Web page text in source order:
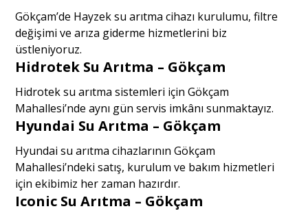
Gökçam’de Hayzek su arıtma cihazı kurulumu, filtre
değişimi ve arıza giderme hizmetlerini biz
üstleniyoruz.
Hidrotek Su Arıtma – Gökçam
Hidrotek su arıtma sistemleri için Gökçam
Mahallesi’nde aynı gün servis imkânı sunmaktayız.
Hyundai Su Arıtma – Gökçam
Hyundai su arıtma cihazlarının Gökçam
Mahallesi’ndeki satış, kurulum ve bakım hizmetleri
için ekibimiz her zaman hazırdır.
Iconic Su Arıtma – Gökçam